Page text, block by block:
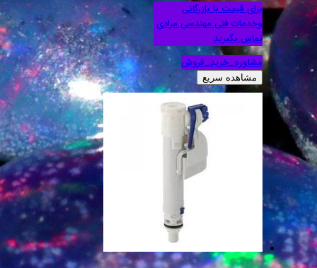
برای قیمت با بازرگانی
وخدمات فنی مهندسی مرادی
تماس بگیرید
مشاوره_خرید_فروش
مشاهده سریع